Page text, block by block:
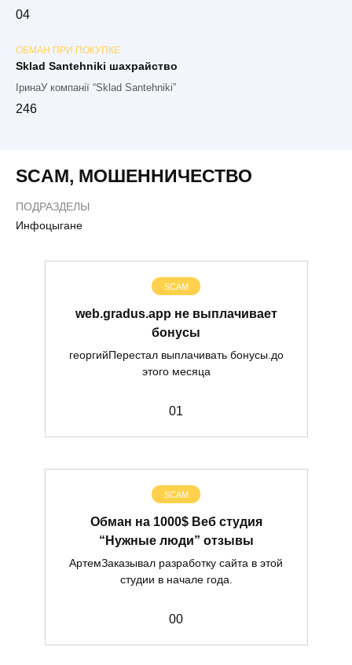
04
ОБМАН ПРИ ПОКУПКЕ
Sklad Santehniki шахрайство
ІринаУ компанії “Sklad Santehniki”
246
SCAM, МОШЕННИЧЕСТВО
ПОДРАЗДЕЛЫ
Инфоцыгане
SCAM
web.gradus.app не выплачивает
бонусы
георгийПерестал выплачивать бонусы.до
этого месяца
01
SCAM
Обман на 1000$ Веб студия
“Нужные люди” отзывы
АртемЗаказывал разработку сайта в этой
студии в начале года.
00